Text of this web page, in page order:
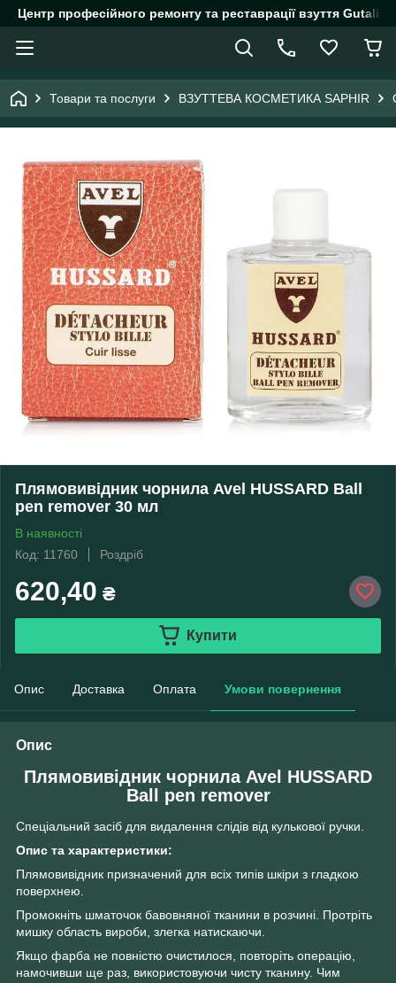
Центр професійного ремонту та реставрації взуття
Товари та послуги ВЗУТТЕВА КОСМЕТИКА SAPHIR
Плямовивідник чорнила Avel HUSSARD Ball
pen remover 30 мл
В наявності
Код: 11760
Роздріб
620,40 ₴
Купити
Опис Доставка Оплата Умови повернення
Опис
Плямовивідник чорнила Avel HUSSARD
Ball pen remover
Спеціальний засіб для видалення слідів від кулькової ручки.
Опис та характеристики:
Плямовивідник призначений для всіх типів шкіри з гладкою
поверхнею.
Промокніть шматочок бавовняної тканини в розчині. Протріть
мишку область вироби, злегка натискаючи.
Якщо фарба не повністю очистилося, повторіть операцію,
намочивши ще раз, використовуючи чисту тканину. Чим